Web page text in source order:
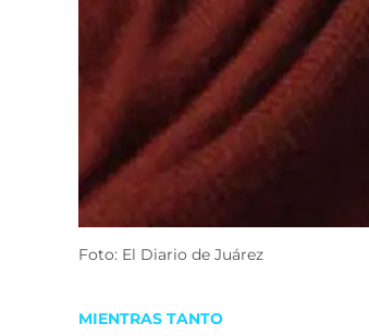
Foto: El Diario de Juárez
POSTED
MIENTRAS TANTO